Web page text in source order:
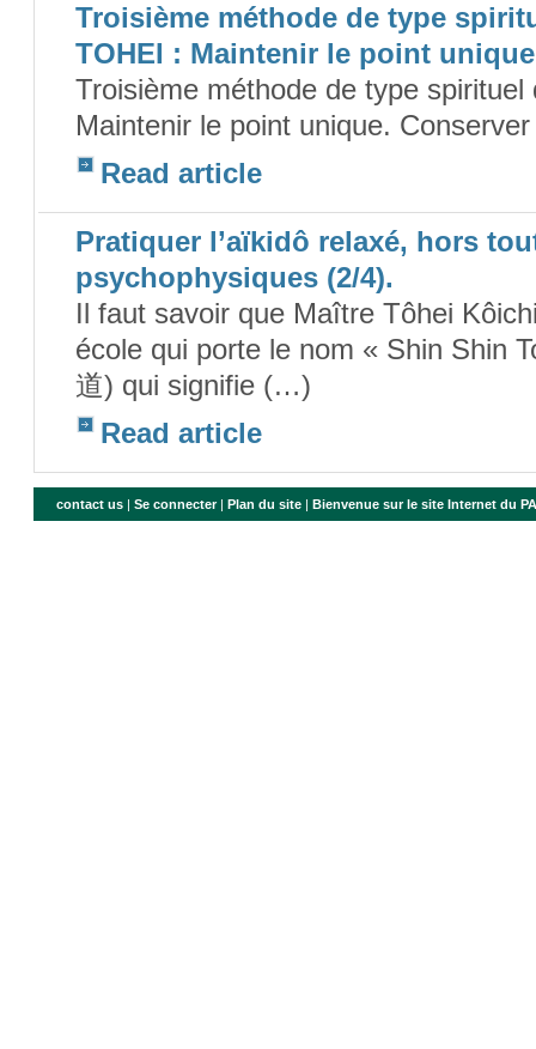
Troisième méthode de type
TOHEI : Maintenir le point
Troisième méthode de type
Maintenir le point unique.
Read article
Pratiquer l’aïkidô relaxé, hors
psychophysiques (2/4).
Il faut savoir que Maître Tôhei
école qui porte le nom « Shin Shin
道) qui signifie (…)
Read article
contact us |Se connecter|Plan du site |Bienvenue sur le site Internet du